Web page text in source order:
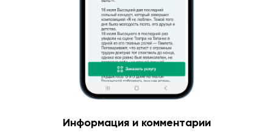
Информация и комментарии